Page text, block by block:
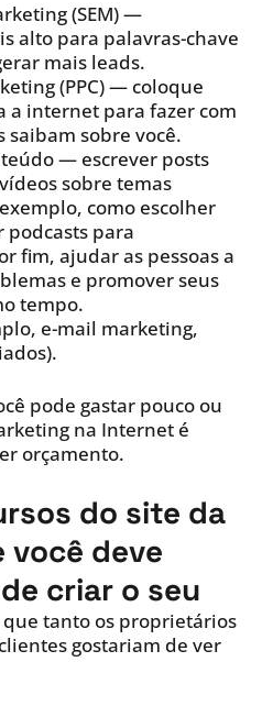
(SEM) —
alto para palavras-chave
mais leads.
(PPC) — coloque
a internet para fazer com
saibam sobre você.
— escrever posts
sobre temas
como escolher
podcasts para
fim, ajudar as pessoas a
e promover seus
tempo.
e-mail marketing,
pode gastar pouco ou
na Internet é
orçamento.
do site da
você deve
criar o seu
que tanto os proprietários
gostariam de ver